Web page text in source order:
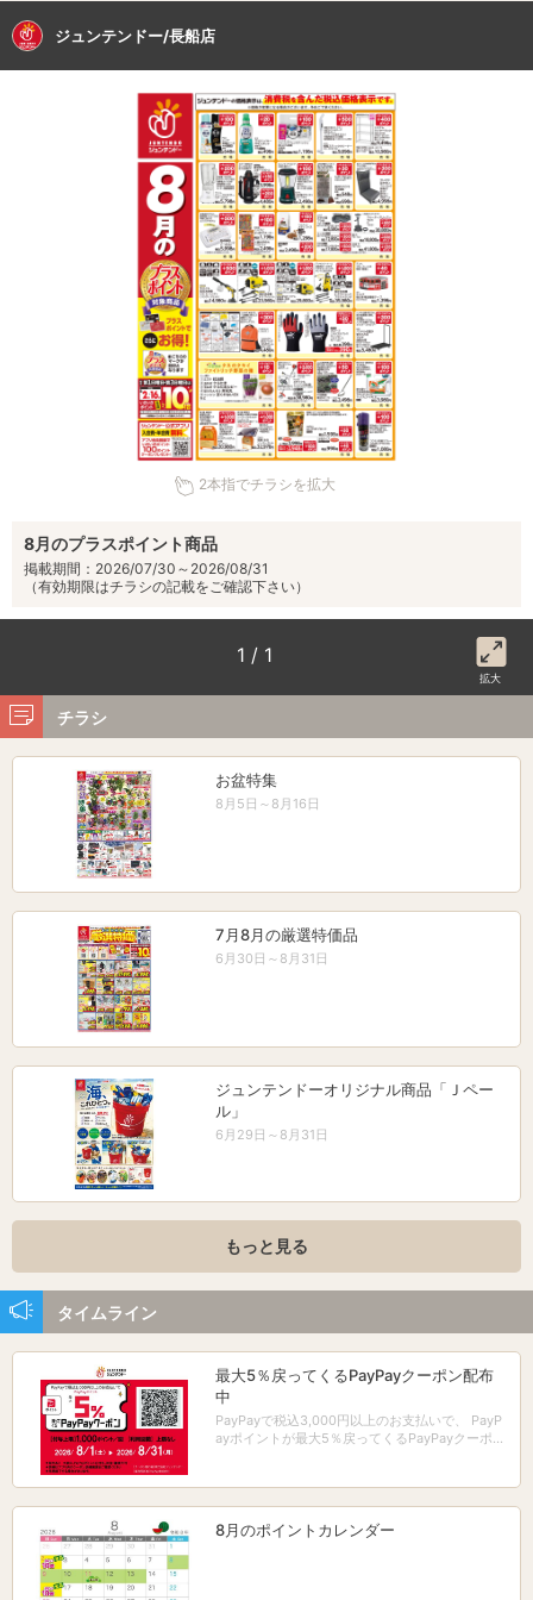
ジュンテンドー/長船店
2本指でチラシを拡大
8月のプラスポイント商品
掲載期間：2026/07/30～2026/08/31
（有効期限はチラシの記載をご確認下さい）
1 / 1
拡大
チラシ
お盆特集
8月5日～8月16日
7月8月の厳選特価品
6月30日～8月31日
ジュンテンドーオリジナル商品「Ｊペー
ル」
6月29日～8月31日
もっと見る
タイムライン
最大5％戻ってくるPayPayクーポン配布
中
PayPayで税込3,000円以上のお支払いで、 PayP
ayポイントが最大5％戻ってくるPayPayクーポン
8月のポイントカレンダー